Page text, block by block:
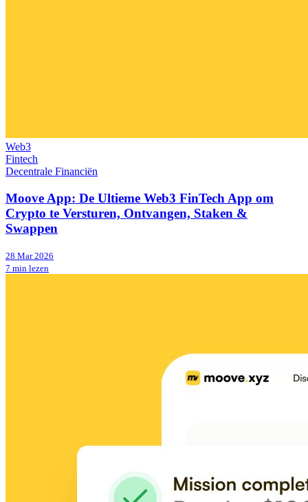
Web3
Fintech
Decentrale Financiën
Moove App: De Ultieme Web3 FinTech App om
Crypto te Versturen, Ontvangen, Staken &
Swappen
28 Mar 2026
7 min lezen